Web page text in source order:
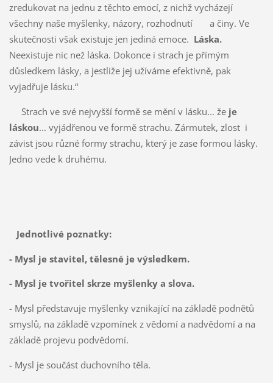
zredukovat na jednu z těchto emocí, z nichž vycházejí
všechny naše myšlenky, názory, rozhodnutí a činy. Ve
skutečnosti však existuje jen jediná emoce. Láska.
Neexistuje nic než láska. Dokonce i strach je přímým
důsledkem lásky, a jestliže jej užíváme efektivně, pak
vyjadřuje lásku.“
Strach ve své nejvyšší formě se mění v lásku... že je
láskou... vyjádřenou ve formě strachu. Zármutek, zlost i
závist jsou různé formy strachu, který je zase formou lásky.
Jedno vede k druhému.
Jednotlivé poznatky:
- Mysl je stavitel, tělesné je výsledkem.
- Mysl je tvořitel skrze myšlenky a slova.
- Mysl představuje myšlenky vznikající na základě podnětů
smyslů, na základě vzpomínek z vědomí a nadvědomí a na
základě projevu podvědomí.
- Mysl je součást duchovního těla.